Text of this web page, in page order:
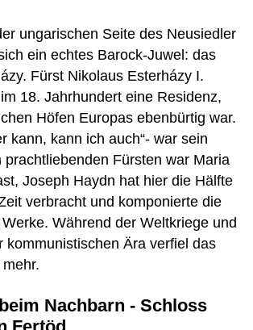
ungarischen Seite des Neusiedler
ein echtes Barock-Juwel: das
Fürst Nikolaus Esterházy I.
18. Jahrhundert eine Residenz,
Höfen Europas ebenbürtig war.
kann, kann ich auch“- war sein
prachtliebenden Fürsten war Maria
Joseph Haydn hat hier die Hälfte
verbracht und komponierte die
Während der Weltkriege und
kommunistischen Ära verfiel das
Nachbarn - Schloss